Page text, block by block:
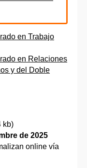
en Trabajo
en Relaciones
y del Doble
kb)
de 2025
online vía